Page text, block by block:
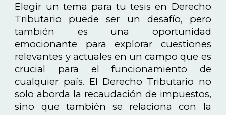
Elegir un tema para tu tesis en Derecho
Tributario puede ser un desafío, pero
también es una oportunidad
emocionante para explorar cuestiones
relevantes y actuales en un campo que es
crucial para el funcionamiento de
cualquier país. El Derecho Tributario no
solo aborda la recaudación de impuestos,
sino que también se relaciona con la